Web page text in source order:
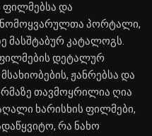
ფილმებსა და
პორტალი,
მასშტაბურ კატალოგს.
ფილმების დეტალურ
ჟანრებსა და
თავმოყრილია ღია
ხარისხის ფილმები,
რა ნახო